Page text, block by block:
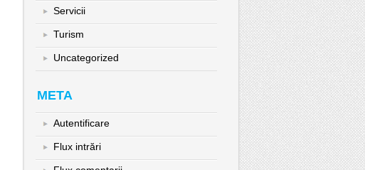
Servicii
Turism
Uncategorized
META
Autentificare
Flux intrări